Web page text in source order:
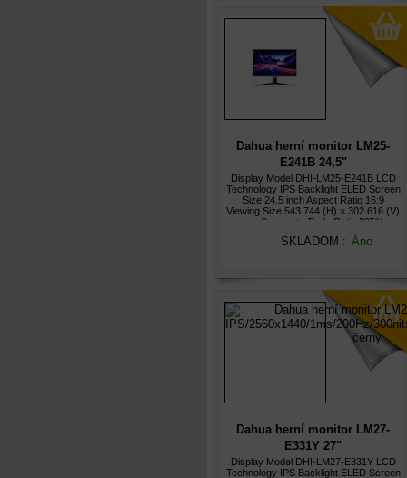
Dahua herní monitor LM25-
E241B 24,5"
IPS/1920x1080/0,5ms/240Hz/
černý
Display Model DHI-LM25-E241B LCD
Technology IPS Backlight ELED Screen
Size 24.5 inch Aspect Ratio 16:9
Viewing Size 543.744 (H) × 302.616 (V)
mm Screen-to-Body Ratio ?85%
Viewing Angle 178° (H) / 178° (V)
SKLADOM : Áno
Dahua herní monitor LM27-
E331Y 27"
IPS/2560x1440/1ms/200Hz/
Display Model DHI-LM27-E331Y LCD
Technology IPS Backlight ELED Screen